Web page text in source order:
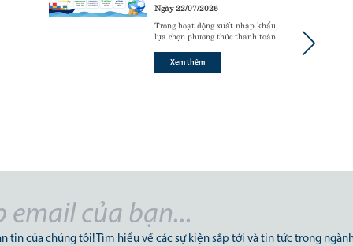
Ngày 22/07/2026
Trong hoạt động xuất nhập khẩu,
lựa chọn phương thức thanh toán
trọng giúp doanh nghiệp đảm bảo
Xem thêm
tin của chúng tôi! Tìm hiểu về các sự kiện sắp tới và tin tức trong